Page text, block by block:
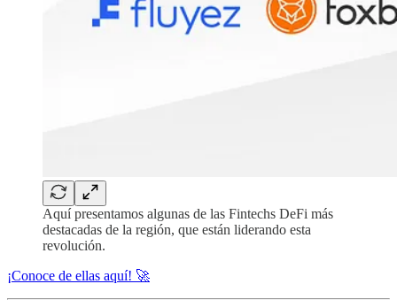
Aquí presentamos algunas de las Fintechs DeFi más
destacadas de la región, que están liderando esta
revolución.
¡Conoce de ellas aquí! 🚀